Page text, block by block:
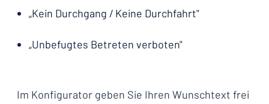
„Kein Durchgang / Keine Durchfahrt"
„Unbefugtes Betreten verboten"
Im Konfigurator geben Sie Ihren Wunschtext frei